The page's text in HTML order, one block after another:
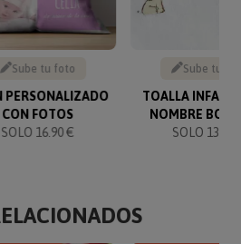
Sube tu foto
PERSONALIZADO
CON FOTOS
SOLO 16.90 €
Sube tu
TOALLA
NOMBRE
SOLO 13.99